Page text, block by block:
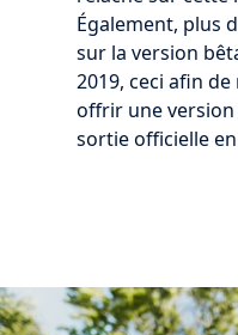
Également, plus
sur la version
2019, ceci afin
offrir une version
sortie officielle